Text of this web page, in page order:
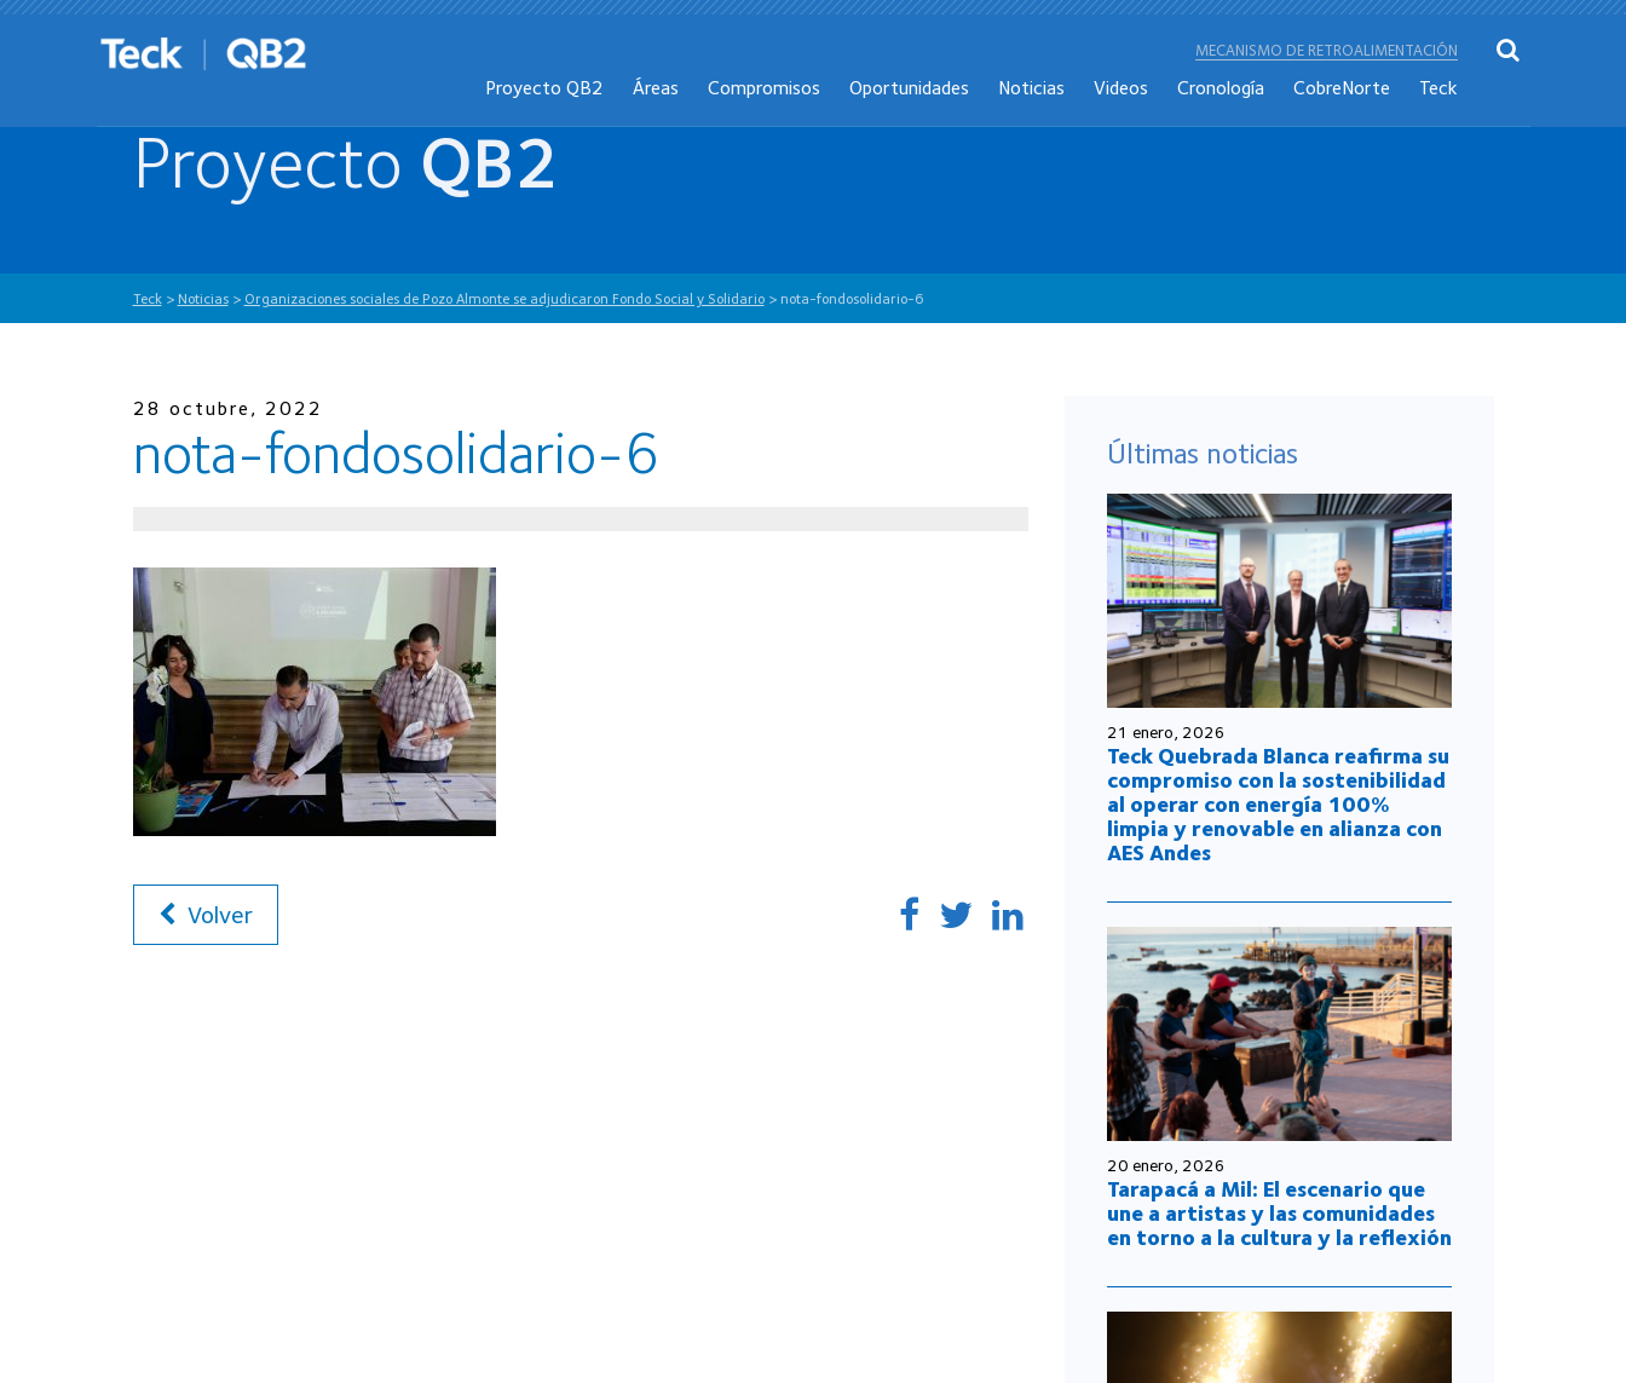
MECANISMO DE RETROALIMENTACIÓN
Proyecto QB2 Áreas Compromisos Oportunidades Noticias Videos Cronología CobreNorte Teck
Proyecto QB2
Teck> Noticias> Organizaciones sociales de Pozo Almonte se adjudicaron Fondo Social y Solidario> nota-fondosolidario-6
28 octubre, 2022
nota-fondosolidario-6
Volver
Últimas noticias
21 enero, 2026
Teck Quebrada Blanca reafirma su
compromiso con la sostenibilidad
al operar con energía 100%
limpia y renovable en alianza con
AES Andes
20 enero, 2026
Tarapacá a Mil: El escenario que
une a artistas y las comunidades
en torno a la cultura y la reflexión